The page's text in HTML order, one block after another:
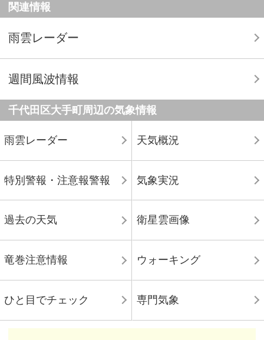
関連情報
雨雲レーダー
週間風波情報
千代田区大手町周辺の気象情報
雨雲レーダー 天気概況
特別警報・注意報警報 気象実況
過去の天気 衛星雲画像
竜巻注意情報 ウォーキング
ひと目でチェック 専門気象